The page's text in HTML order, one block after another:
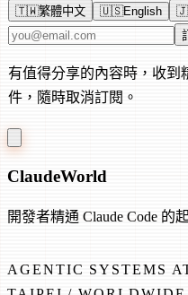
🇹🇼繁體中文 🇺🇸English
電子郵件地址
有值得分享的內容時，收到
件，隨時取消訂閱。
ClaudeWorld
開發者精通 Claude Code 的
AGENTIC SYSTEMS